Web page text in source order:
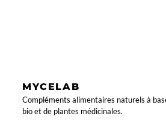
MYCELAB
Compléments alimentaires naturels à
bio et de plantes médicinales.